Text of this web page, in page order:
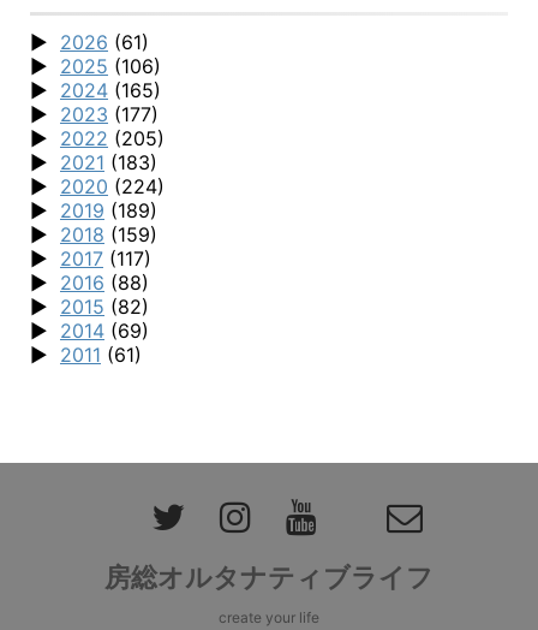
2026 (61)
2025 (106)
2024 (165)
2023 (177)
2022 (205)
2021 (183)
2020 (224)
2019 (189)
2018 (159)
2017 (117)
2016 (88)
2015 (82)
2014 (69)
2011 (61)
房総オルタナティブライフ
create your life